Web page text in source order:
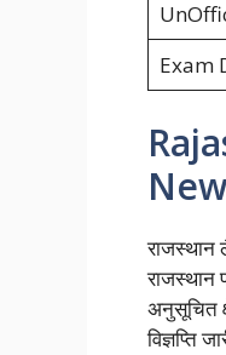
Exam
राजस्थान
अनुसूचित
विज्ञप्ति